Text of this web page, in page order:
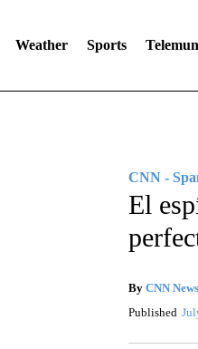
Weather Sports
CNN -
El
By CNN
Published